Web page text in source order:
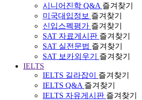
시니어진학 Q&A 즐겨찾기
미국대입정보 즐겨찾기
신입스펙평가 즐겨찾기
SAT 자료게시판 즐겨찾기
SAT 실전문법 즐겨찾기
SAT 보카외우기
즐겨찾기
IELTS
IELTS 길라잡이
즐겨찾기
IELTS Q&A 즐겨찾기
IELTS 자유게시판 즐겨찾기